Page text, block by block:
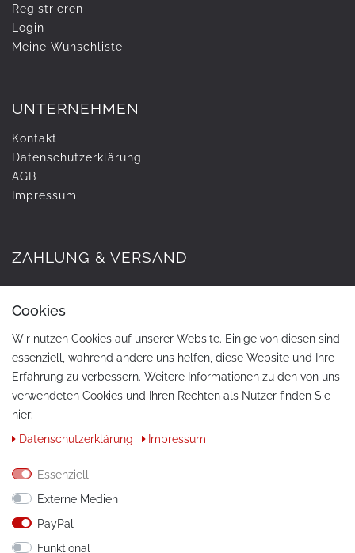
Registrieren
Login
Meine Wunschliste
UNTERNEHMEN
Kontakt
Daten­schutz­erklärung
AGB
Impressum
ZAHLUNG & VERSAND
ANLEITUNGEN
Cookies
Wir nutzen Cookies auf unserer Website. Einige von diesen sind
essenziell, während andere uns helfen, diese Website und Ihre
Erfahrung zu verbessern. Weitere Informationen zu den von uns
verwendeten Cookies und Ihren Rechten als Nutzer finden Sie
hier:
Daten­schutz­erklärung
Impressum
Essenziell
Externe Medien
PayPal
Funktional